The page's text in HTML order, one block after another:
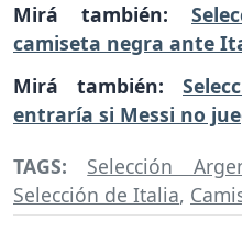
Mirá también:
camiseta negra ante
Mirá también:
entraría si Messi no
TAGS: Selección
Selección de Italia,